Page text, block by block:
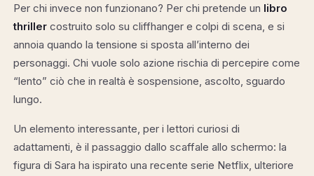
Per chi invece non funzionano? Per chi pretende un libro
thrillercostruito solo su cliffhanger e colpi di scena, e si
annoia quando la tensione si sposta all’interno dei
personaggi. Chi vuole solo azione rischia di percepire come
“lento” ciò che in realtà è sospensione, ascolto, sguardo
lungo.
Un elemento interessante, per i lettori curiosi di
adattamenti, è il passaggio dallo scaffale allo schermo: la
figura di Sara ha ispirato una recente serie Netflix, ulteriore